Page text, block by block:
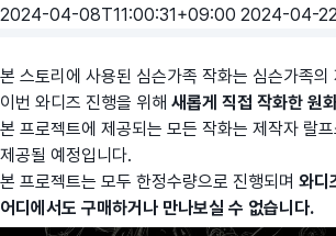
2024-04-08T11:00:31+09:00 2024-04-
본 스토리에 사용된 심슨가족 작화는 심슨가족의
이번 와디즈 진행을 위해 새롭게 직접 작화한 원
본 프로젝트에 제공되는 모든 작화는 제작자 랄
제공될 예정입니다.
본 프로젝트는 모두 한정수량으로 진행되며 와디
어디에서도 구매하거나 만나보실 수 없습니다.